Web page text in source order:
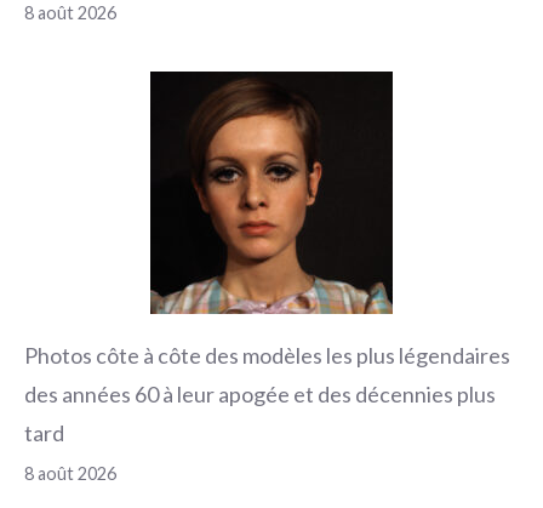
8 août 2026
Photos côte à côte des modèles les plus légendaires
des années 60 à leur apogée et des décennies plus
tard
8 août 2026